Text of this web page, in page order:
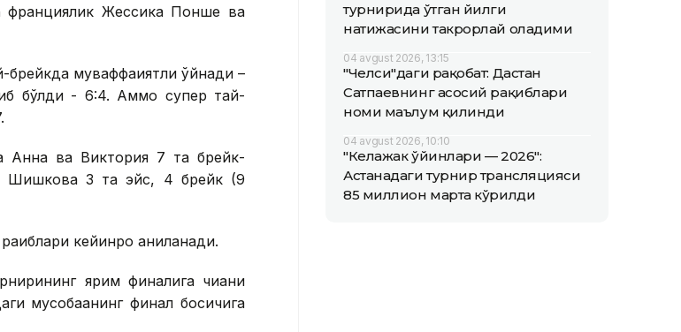
франциялик Жессика Понше ва
муваффақиятли ўйнади –
бўлди - 6:4. Аммо супер тай-
Анна ва Виктория 7 та брейк-
Шишкова 3 та эйс, 4 брейк (9
кейинроқ аниқланади.
ярим финалига чиққани
мусобақанинг финал босқичига
турнирида ўтган йилги
натижасини такрорлай оладими
04 avgust 2026, 13:15
"Челси"даги рақобат: Дастан
Сатпаевнинг асосий рақиблари
номи маълум қилинди
04 avgust 2026, 10:10
"Келажак ўйинлари — 2026":
Астанадаги турнир трансляцияси
85 миллион марта кўрилди